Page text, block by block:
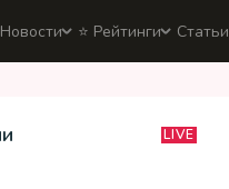
Новости ⭐️ Рейтинги Статьи
LIVE